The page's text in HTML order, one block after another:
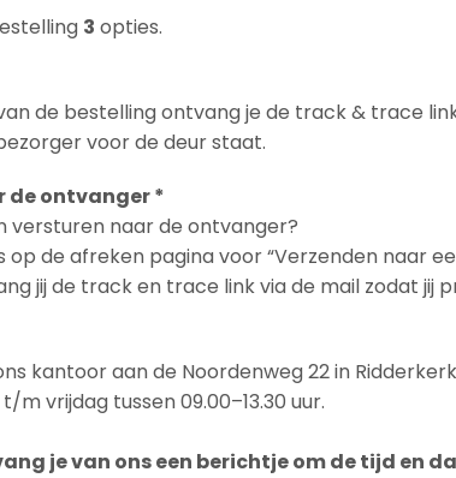
3 opties.
de bestelling ontvang je de track & trace
voor de deur staat.
de ontvanger *
versturen naar de ontvanger?
op de afreken pagina voor “Verzenden naar
jij de track en trace link via de mail zodat
kantoor aan de Noordenweg 22 in
vrijdag tussen 09.00–13.30 uur.
je van ons een berichtje om de tijd en